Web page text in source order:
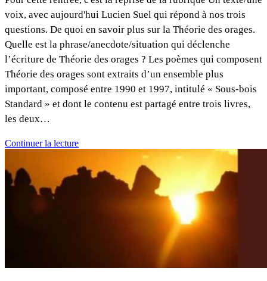
voix, avec aujourd'hui Lucien Suel qui répond à nos trois
questions. De quoi en savoir plus sur la Théorie des orages.
Quelle est la phrase/anecdote/situation qui déclenche
l’écriture de Théorie des orages ? Les poèmes qui composent
Théorie des orages sont extraits d’un ensemble plus
important, composé entre 1990 et 1997, intitulé « Sous-bois
Standard » et dont le contenu est partagé entre trois livres,
les deux…
Continuer la lecture